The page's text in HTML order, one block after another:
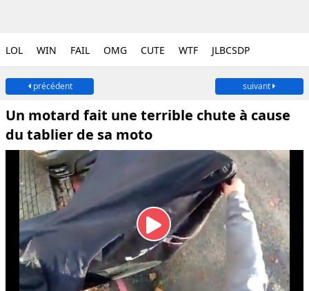
LOL WIN FAIL OMG CUTE WTF JLBCSDP
précédent suivant
Un motard fait une terrible chute à cause
du tablier de sa moto